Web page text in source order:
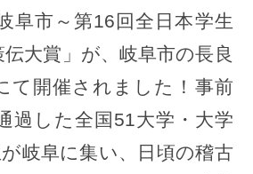
阜市～第16回全日本学生
大賞」が、岐阜市の長良
て開催されました！事前
過した全国51大学・大学
岐阜に集い、日頃の稽古